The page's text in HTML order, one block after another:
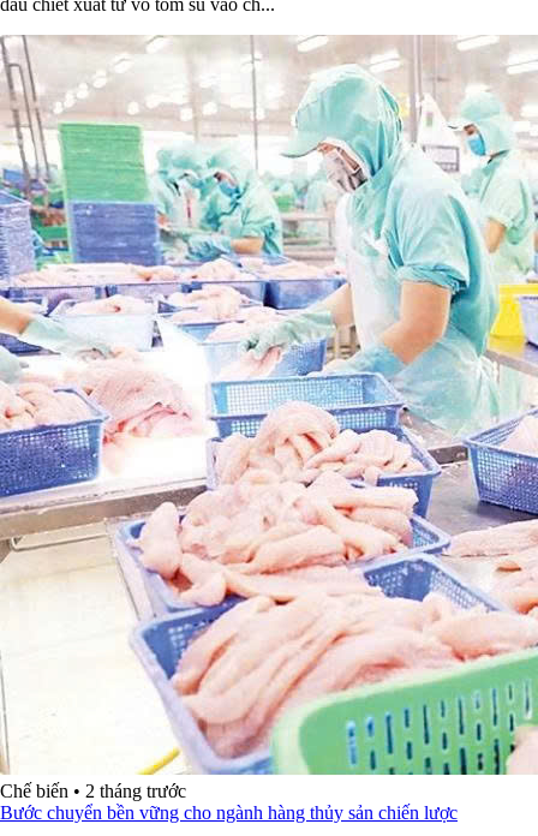
Chế biến • 2 tháng trước
Bước chuyển bền vững cho ngành hàng thủy sản chiến lược